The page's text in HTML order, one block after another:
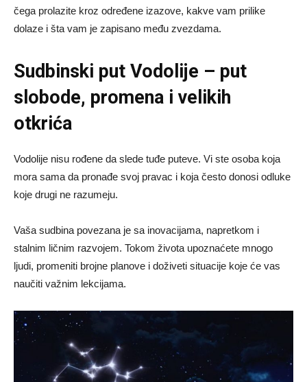
čega prolazite kroz određene izazove, kakve vam prilike
dolaze i šta vam je zapisano među zvezdama.
Sudbinski put Vodolije – put
slobode, promena i velikih
otkrića
Vodolije nisu rođene da slede tuđe puteve. Vi ste osoba koja
mora sama da pronađe svoj pravac i koja često donosi odluke
koje drugi ne razumeju.
Vaša sudbina povezana je sa inovacijama, napretkom i
stalnim ličnim razvojem. Tokom života upoznaćete mnogo
ljudi, promeniti brojne planove i doživeti situacije koje će vas
naučiti važnim lekcijama.